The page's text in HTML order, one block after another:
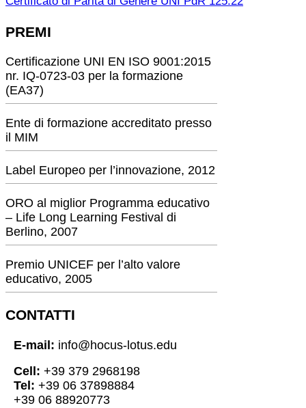
PREMI
Certificazione UNI EN ISO 9001:2015
nr. IQ-0723-03 per la formazione
(EA37)
Ente di formazione accreditato presso
il MIM
Label Europeo per l’innovazione, 2012
ORO al miglior Programma educativo
– Life Long Learning Festival di
Berlino, 2007
Premio UNICEF per l’alto valore
educativo, 2005
CONTATTI
E-mail: info@hocus-lotus.edu
Cell: +39 379 2968198
Tel: +39 06 37898884
+39 06 88920773